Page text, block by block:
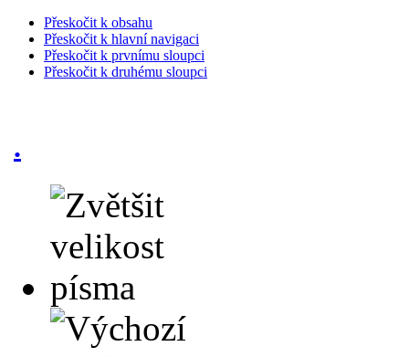
Přeskočit k obsahu
Přeskočit k hlavní navigaci
Přeskočit k prvnímu sloupci
Přeskočit k druhému sloupci
.